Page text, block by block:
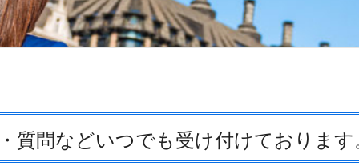
質問などいつでも受け付けておりま